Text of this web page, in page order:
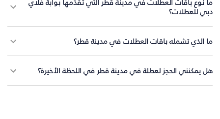
ما نوع باقات العطلات في مدينة قطر التي تقدّمها بوابة فلاي
دبي للعطلات؟
ما الذي تشمله باقات العطلات في مدينة قطر؟
هل يمكنني الحجز لعطلة في مدينة قطر في اللحظة الأخيرة؟